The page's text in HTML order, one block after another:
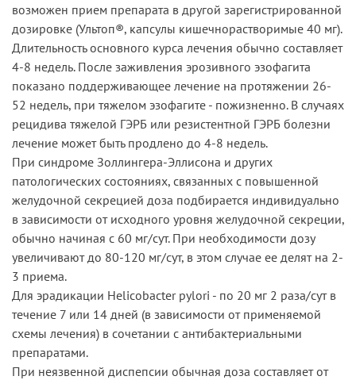
возможен прием препарата в другой зарегистрированной
дозировке (Ультоп®, капсулы кишечнорастворимые 40 мг).
Длительность основного курса лечения обычно составляет
4-8 недель. После заживления эрозивного эзофагита
показано поддерживающее лечение на протяжении 26-
52 недель, при тяжелом эзофагите - пожизненно. В случаях
рецидива тяжелой ГЭРБ или резистентной ГЭРБ болезни
лечение может быть продлено до 4-8 недель.
При синдроме Золлингера-Эллисона и других
патологических состояниях, связанных с повышенной
желудочной секрецией доза подбирается индивидуально
в зависимости от исходного уровня желудочной секреции,
обычно начиная с 60 мг/сут. При необходимости дозу
увеличивают до 80-120 мг/сут, в этом случае ее делят на 2-
3 приема.
Для эрадикации Helicobacter pylori - по 20 мг 2 раза/сут в
течение 7 или 14 дней (в зависимости от применяемой
схемы лечения) в сочетании с антибактериальными
препаратами.
При неязвенной диспепсии обычная доза составляет от